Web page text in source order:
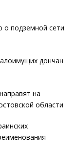
о подземной сети
дончан
на
области